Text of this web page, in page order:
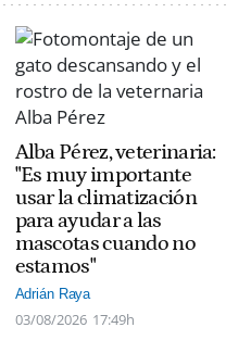
Alba Pérez, veterinaria:
"Es muy importante
usar la climatización
para ayudar a las
mascotas cuando no
estamos"
Adrián Raya
03/08/2026 17:49h